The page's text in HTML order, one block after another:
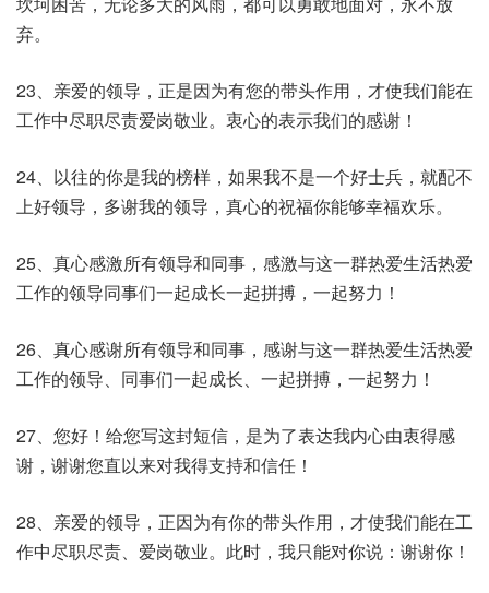
弃。
23、亲爱的领导，正是因为有您的带头作用，才使我们能在
工作中尽职尽责爱岗敬业。衷心的表示我们的感谢！
24、以往的你是我的榜样，如果我不是一个好士兵，就配不
上好领导，多谢我的领导，真心的祝福你能够幸福欢乐。
25、真心感激所有领导和同事，感激与这一群热爱生活热爱
工作的领导同事们一起成长一起拼搏，一起努力！
26、真心感谢所有领导和同事，感谢与这一群热爱生活热爱
工作的领导、同事们一起成长、一起拼搏，一起努力！
27、您好！给您写这封短信，是为了表达我内心由衷得感
谢，谢谢您直以来对我得支持和信任！
28、亲爱的领导，正因为有你的带头作用，才使我们能在工
作中尽职尽责、爱岗敬业。此时，我只能对你说：谢谢你！